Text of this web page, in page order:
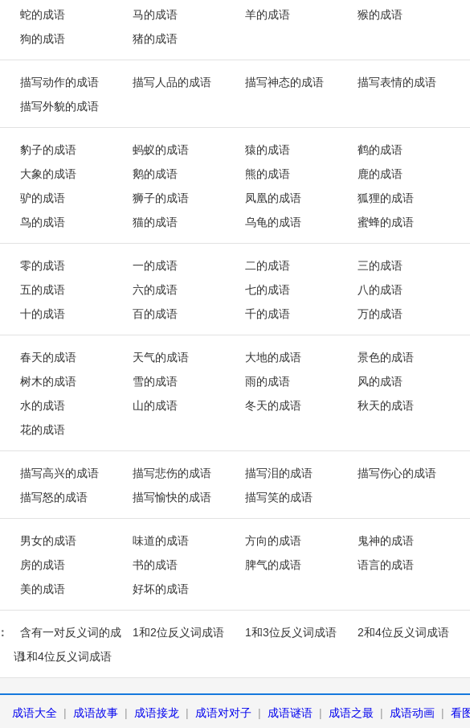
蛇的成语 马的成语 羊的成语
猴的成语
狗的成语 猪的成语
描写动作的成语 描写人品的成语 描写神态的成语
描写表情的成语
描写外貌的成语
豹子的成语 蚂蚁的成语 猿的成语
鹤的成语
大象的成语 鹅的成语 熊的成语
鹿的成语
驴的成语 狮子的成语 凤凰的成语
狐狸的成语
鸟的成语 猫的成语 乌龟的成语 蜜蜂的成语
零的成语 一的成语 二的成语
三的成语
五的成语 六的成语 七的成语
八的成语
十的成语 百的成语 千的成语 万的成语
春天的成语 天气的成语 大地的成语
景色的成语
树木的成语 雪的成语 雨的成语
风的成语
水的成语 山的成语 冬天的成语
秋天的成语
花的成语
描写高兴的成语 描写悲伤的成语 描写泪的成语
描写伤心的成语
描写怒的成语 描写愉快的成语 描写笑的成语
男女的成语 味道的成语 方向的成语
鬼神的成语
房的成语 书的成语 脾气的成语
语言的成语
美的成语 好坏的成语
：
含有一对反义词的成
语
1和2位反义词成语 1和3位反义词成语
2和4位反义词成语
1和4位反义词成语
成语大全 | 成语故事 | 成语接龙 | 成语对对子 | 成语谜语 | 成语之最 | 成语动画 | 看